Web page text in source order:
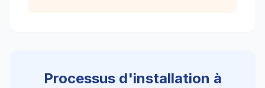
Processus d'installation à